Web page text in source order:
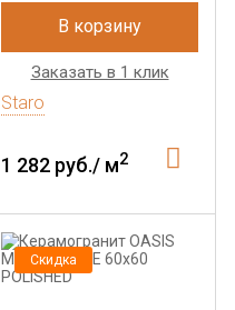
В корзину
Заказать в 1 клик
Staro
1 282 руб./ м2
Скидка